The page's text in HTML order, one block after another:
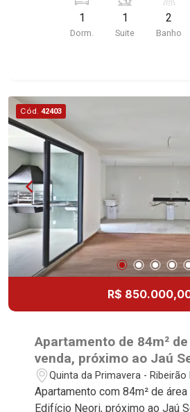
Imobiliária selecionou para você: - 126m² de área
útil - 1 suíte - Banheiro social -
- Cozinha - Área de serviço -
1
Dorm.
1
Suite
2
Banho
Cód. 42403
R$
Apartamento de 84m²
venda, próximo ao Jaú
Supermercado - Ribeirão
Quinta da Primavera -
Apartamento com 84m² de
Edifício Neori, próximo ao Jaú